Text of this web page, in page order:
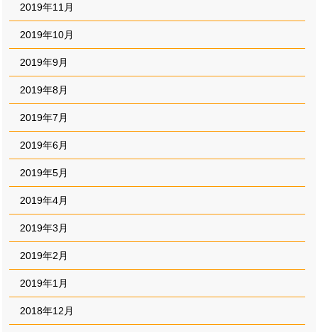
2019年11月
2019年10月
2019年9月
2019年8月
2019年7月
2019年6月
2019年5月
2019年4月
2019年3月
2019年2月
2019年1月
2018年12月